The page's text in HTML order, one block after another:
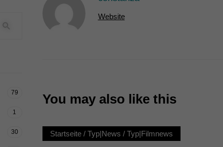
Website
You may also like this
Startseite/ Typ|News / Typ|Filmnews
79
1
30
Externe Medien (7)
Inhalte von Videoplattformen und Social-Media-Plattformen werden